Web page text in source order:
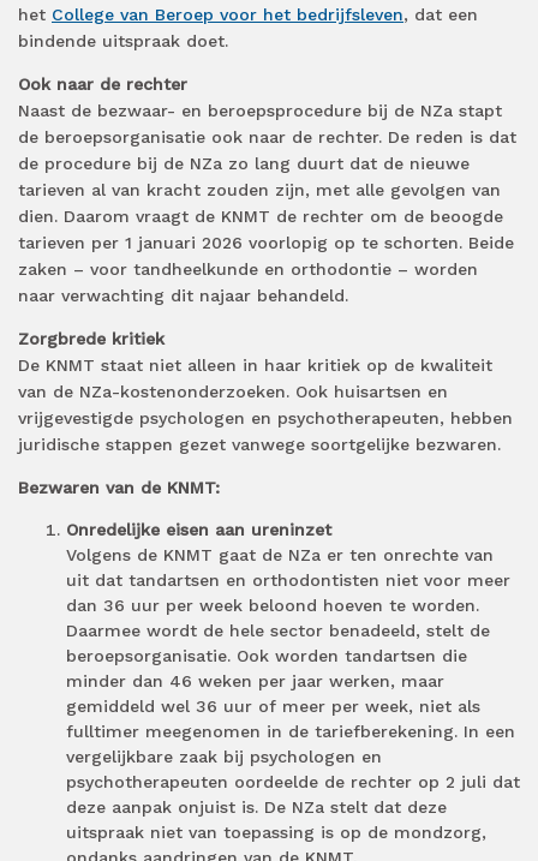
het College van Beroep voor het bedrijfsleven, dat een
bindende uitspraak doet.
Ook naar de rechter
Naast de bezwaar- en beroepsprocedure bij de NZa stapt
de beroepsorganisatie ook naar de rechter. De reden is dat
de procedure bij de NZa zo lang duurt dat de nieuwe
tarieven al van kracht zouden zijn, met alle gevolgen van
dien. Daarom vraagt de KNMT de rechter om de beoogde
tarieven per 1 januari 2026 voorlopig op te schorten. Beide
zaken – voor tandheelkunde en orthodontie – worden
naar verwachting dit najaar behandeld.
Zorgbrede kritiek
De KNMT staat niet alleen in haar kritiek op de kwaliteit
van de NZa-kostenonderzoeken. Ook huisartsen en
vrijgevestigde psychologen en psychotherapeuten, hebben
juridische stappen gezet vanwege soortgelijke bezwaren.
Bezwaren van de KNMT:
Onredelijke eisen aan ureninzet
Volgens de KNMT gaat de NZa er ten onrechte van
uit dat tandartsen en orthodontisten niet voor meer
dan 36 uur per week beloond hoeven te worden.
Daarmee wordt de hele sector benadeeld, stelt de
beroepsorganisatie. Ook worden tandartsen die
minder dan 46 weken per jaar werken, maar
gemiddeld wel 36 uur of meer per week, niet als
fulltimer meegenomen in de tariefberekening. In een
vergelijkbare zaak bij psychologen en
psychotherapeuten oordeelde de rechter op 2 juli dat
deze aanpak onjuist is. De NZa stelt dat deze
uitspraak niet van toepassing is op de mondzorg,